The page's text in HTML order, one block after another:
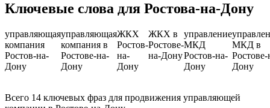
Ключевые слова для Ростова-на-Дону
управляющая
компания
Ростов-на-
Дону
управляющая
компания в
Ростове-на-
Дону
ЖКХ
Ростов-
на-
Дону
ЖКХ в
Ростове-
на-Дону
управление
МКД
Ростов-на-
Дону
МКД в
Ростове-
Дону
Всего 14 ключевых фраз для продвижения управляющей